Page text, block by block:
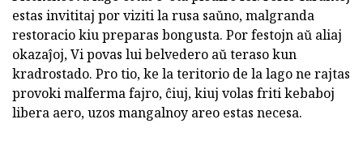
estas invititaj por viziti la rusa saŭno, malgranda
restoracio kiu preparas bongusta. Por festojn aŭ aliaj
okazaĵoj, Vi povas lui belvedero aŭ teraso kun
kradrostado. Pro tio, ke la teritorio de la lago ne rajtas
provoki malferma fajro, ĉiuj, kiuj volas friti kebaboj
libera aero, uzos mangalnoy areo estas necesa.